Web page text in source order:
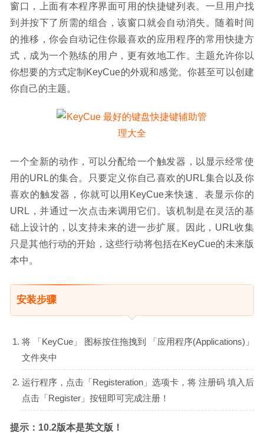
窗口，上面有本程序界面可用的快捷键列表。一旦用户找
到并按下了所需的组合，该窗口就会自动消失。随着时间
的推移，你会自动记住你最喜欢的应用程序的常用快捷方
式，成为一个熟练的用户，更有效地工作。主题允许你以
你想要的方式定制KeyCue的外观和感觉。你甚至可以创建
你自己的主题。
一个全新的动作，可以分配给一个触发器，以显示经常使
用的URL的集合。只要定义你自己喜欢的URL集合以及你
喜欢的触发器，你就可以用KeyCue来快速、表显示你的
URL，并通过一次点击来调用它们。该机制是在灵活的基
础上设计的，以支持未来的进一步扩展。因此，URL收集
只是其他行动的开始，这些行动将包括在KeyCue的未来版
本中。
安装步骤
将 「KeyCue」 图标按住拖拽到 「应用程序(Applications)」
文件夹中
运行程序，点击「Registeration」选项卡，将 注册码 填入后
点击「Register」按钮即可完成注册！
提示：10.2版本是英文版！